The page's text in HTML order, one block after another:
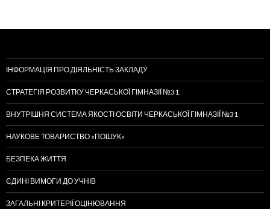
ІНФОРМАЦІЯ ПРО ДІЯЛЬНІСТЬ ЗАКЛАДУ
СТРАТЕГІЯ РОЗВИТКУ ЧЕРКАСЬКОЇ ГІМНАЗІЇ №31.
ВНУТРІШНЯ СИСТЕМА ЯКОСТІ ОСВІТИ ЧЕРКАСЬКОЇ ГІМНАЗІЇ №31
НАУКОВЕ ТОВАРИСТВО «ПОШУК»
БЕЗПЕКА ЖИТТЯ
ЄДИНІ ВИМОГИ ДО УЧНІВ
ЗАГАЛЬНІ КРИТЕРІЇ ОЦІНЮВАННЯ